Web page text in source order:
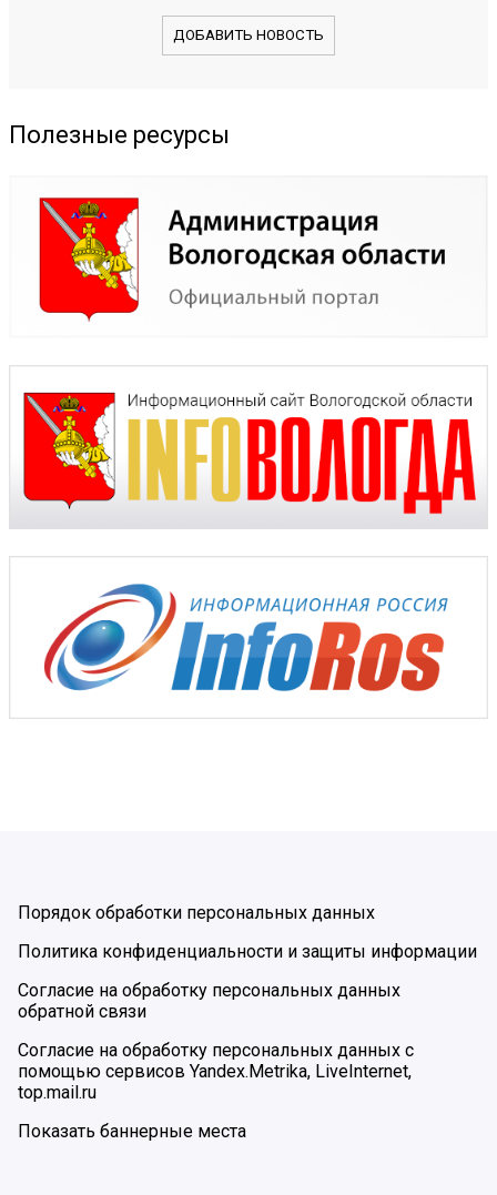
ДОБАВИТЬ НОВОСТЬ
Полезные ресурсы
Порядок обработки персональных данных
Политика конфиденциальности и защиты информации
Согласие на обработку персональных данных
обратной связи
Согласие на обработку персональных данных с
помощью сервисов Yandex.Metrika, LiveInternet,
top.mail.ru
Показать баннерные места